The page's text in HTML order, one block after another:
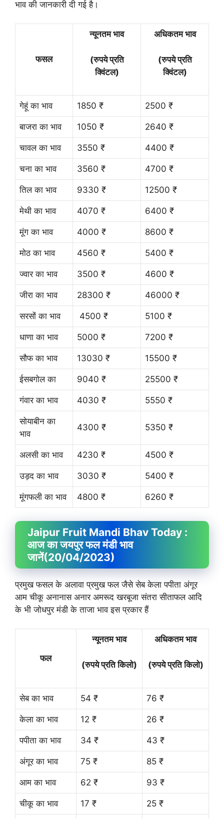
भाव की जानकारी दी गई है।
फसल
न्यूनतम भाव
(रुपये प्रति
क्विंटल)
अधिकतम भाव
(रुपये प्रति
क्विंटल)
गेहूं का भाव 1850 ₹ 2500 ₹
बाजरा का भाव 1050 ₹ 2640 ₹
चावल का भाव 3550 ₹ 4400 ₹
चना का भाव 3560 ₹ 4700 ₹
तिल का भाव 9330 ₹ 12500 ₹
मेथी का भाव 4070 ₹ 6400 ₹
मूंग का भाव 4000 ₹ 8600 ₹
मोठ का भाव 4560 ₹ 5400 ₹
ज्वार का भाव 3500 ₹ 4600 ₹
जीरा का भाव 28300 ₹ 46000 ₹
सरसों का भाव 4500 ₹ 5100 ₹
धाणा का भाव 5000 ₹ 7200 ₹
सौफ का भाव 13030 ₹ 15500 ₹
ईसबगोल का 9040 ₹ 25500 ₹
गंवार का भाव 4030 ₹ 5550 ₹
सोयाबीन का
भाव
4300 ₹ 5350 ₹
अलसी का भाव 4230 ₹ 4500 ₹
उड़द का भाव 3030 ₹ 5400 ₹
मूंगफली का भाव 4800 ₹ 6260 ₹
Jaipur Fruit Mandi Bhav Today :
आज का जयपुर फल मंडी भाव
जानें(20/04/2023)
प्रमुख फसल के अलावा प्रमुख फल जैसे सेब केला पपीता अंगूर
आम चीकू अनानास अनार अमरूद खरबूजा संतरा सीताफल आदि
के भी जोधपुर मंडी के ताजा भाव इस प्रकार हैं
फल
न्यूनतम भाव
(रुपये प्रति किलो)
अधिकतम भाव
(रुपये प्रति किलो)
सेब का भाव 54 ₹ 76 ₹
केला का भाव 12 ₹ 26 ₹
पपीता का भाव 34 ₹ 43 ₹
अंगूर का भाव 75 ₹ 85 ₹
आम का भाव 62 ₹ 93 ₹
चीकू का भाव 17 ₹ 25 ₹